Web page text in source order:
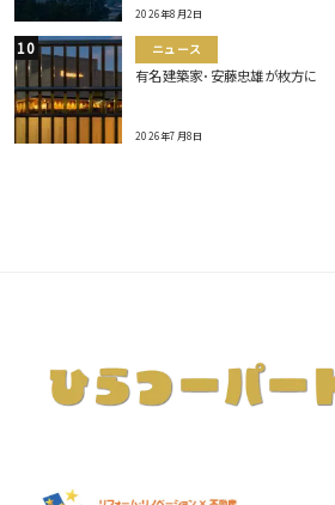
2026年8月2日
ニュース
有名建築家･安藤忠雄が枚方に
2026年7月8日